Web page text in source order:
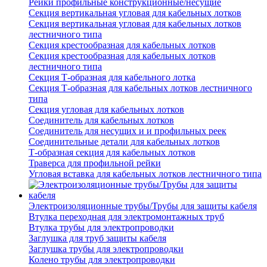
Рейки профильные конструкционные/несущие
Секция вертикальная угловая для кабельных лотков
Секция вертикальная угловая для кабельных лотков
лестничного типа
Секция крестообразная для кабельных лотков
Секция крестообразная для кабельных лотков
лестничного типа
Секция Т-образная для кабельного лотка
Секция Т-образная для кабельных лотков лестничного
типа
Секция угловая для кабельных лотков
Соединитель для кабельных лотков
Соединитель для несущих и и профильных реек
Соединительные детали для кабельных лотков
Т-образная секция для кабельных лотков
Траверса для профильной рейки
Угловая вставка для кабельных лотков лестничного типа
Электроизоляционные трубы/Трубы для защиты кабеля
Втулка переходная для электромонтажных труб
Втулка трубы для электропроводки
Заглушка для труб защиты кабеля
Заглушка трубы для электропроводки
Колено трубы для электропроводки